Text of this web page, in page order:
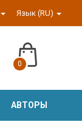
Язык (RU)
0
АВТОРЫ